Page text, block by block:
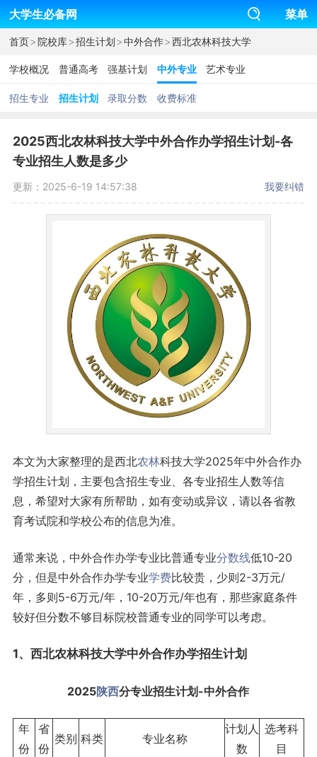
大学生必备网 菜单
首页>院校库>招生计划>中外合作>西北农林科技大学
学校概况 普通高考 强基计划 中外专业 艺术专业
招生专业 招生计划 录取分数 收费标准
2025西北农林科技大学中外合作办学招生计划-各
专业招生人数是多少
更新：2025-6-19 14:57:38 我要纠错
本文为大家整理的是西北农林科技大学2025年中外合作办
学招生计划，主要包含招生专业、各专业招生人数等信
息，希望对大家有所帮助，如有变动或异议，请以各省教
育考试院和学校公布的信息为准。
通常来说，中外合作办学专业比普通专业分数线低10-20
分，但是中外合作办学专业学费比较贵，少则2-3万元/
年，多则5-6万元/年，10-20万元/年也有，那些家庭条件
较好但分数不够目标院校普通专业的同学可以考虑。
1、西北农林科技大学中外合作办学招生计划
2025陕西分专业招生计划-中外合作
年
份
省
份
类别 科类 专业名称
计划人
数
选考科
目